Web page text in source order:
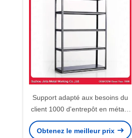
Support adapté aux besoins du
client 1000 d'entrepôt en métal -
capacité 4000kg/Layer
Obtenez le meilleur prix